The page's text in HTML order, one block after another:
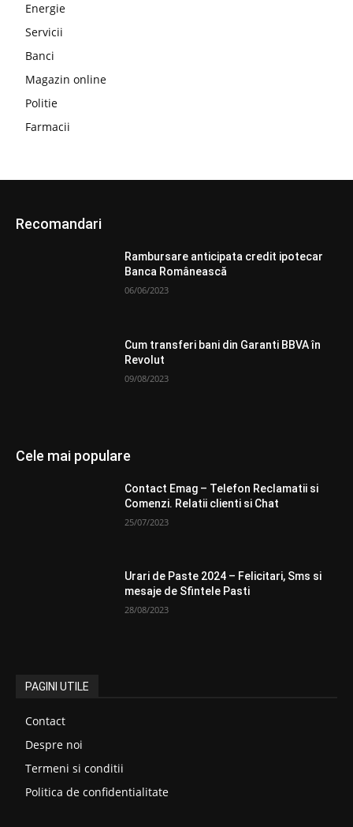
Energie
Servicii
Banci
Magazin online
Politie
Farmacii
Recomandari
Rambursare anticipata credit ipotecar
Banca Românească
06/06/2023
Cum transferi bani din Garanti BBVA în
Revolut
09/08/2023
Cele mai populare
Contact Emag – Telefon Reclamatii si
Comenzi. Relatii clienti si Chat
25/07/2023
Urari de Paste 2024 – Felicitari, Sms si
mesaje de Sfintele Pasti
28/08/2023
PAGINI UTILE
Contact
Despre noi
Termeni si conditii
Politica de confidentialitate